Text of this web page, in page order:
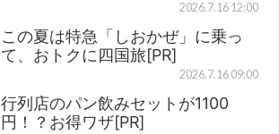
2026.7.16 12:00
この夏は特急「しおかぜ」に乗っ
て、おトクに四国旅[PR]
2026.7.16 09:00
行列店のパン飲みセットが1100
円！？お得ワザ[PR]